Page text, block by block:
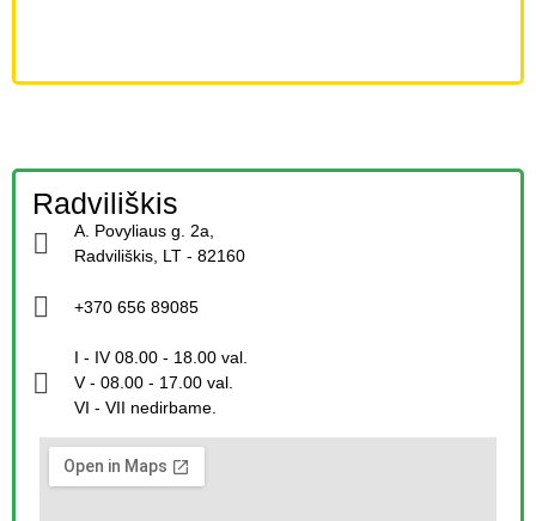
Radviliškis
A. Povyliaus g. 2a,
Radviliškis, LT - 82160
+370 656 89085
I - IV 08.00 - 18.00 val.
V - 08.00 - 17.00 val.
VI - VII nedirbame.